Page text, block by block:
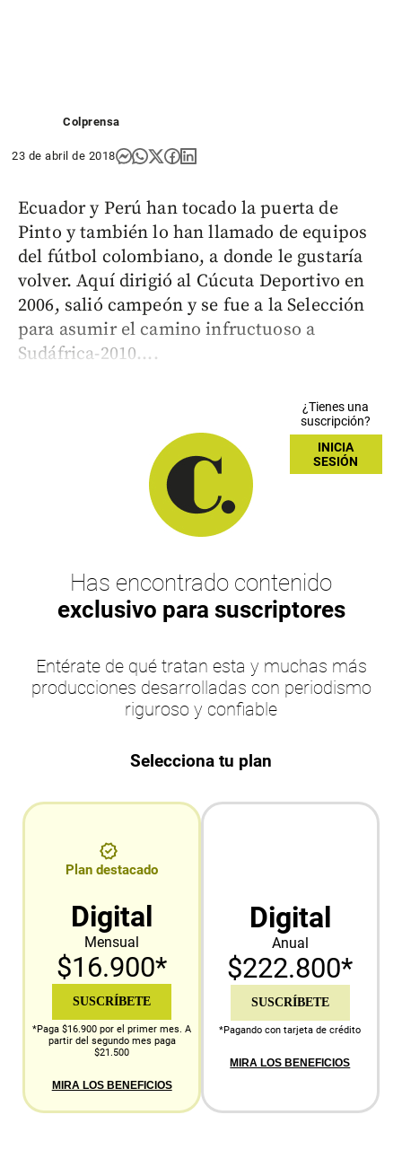
Colprensa
23 de abril de 2018
Ecuador y Perú han tocado la puerta de
Pinto y también lo han llamado de equipos
del fútbol colombiano, a donde le gustaría
volver. Aquí dirigió al Cúcuta Deportivo en
2006, salió campeón y se fue a la Selección
para asumir el camino infructuoso a
Sudáfrica-2010....
¿Tienes una
suscripción?
INICIA
SESIÓN
Has encontrado contenido
exclusivo para suscriptores
Entérate de qué tratan esta y muchas más
producciones desarrolladas con periodismo
riguroso y confiable
Selecciona tu plan
Plan destacado
Digital
Mensual
$16.900*
SUSCRÍBETE
*Paga $16.900 por el primer mes. A
partir del segundo mes paga
$21.500
MIRA LOS BENEFICIOS
Digital
Anual
$222.800*
SUSCRÍBETE
*Pagando con tarjeta de crédito
MIRA LOS BENEFICIOS